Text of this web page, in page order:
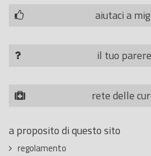
aiutaci a
il tuo
rete delle
a proposito di questo sito
regolamento